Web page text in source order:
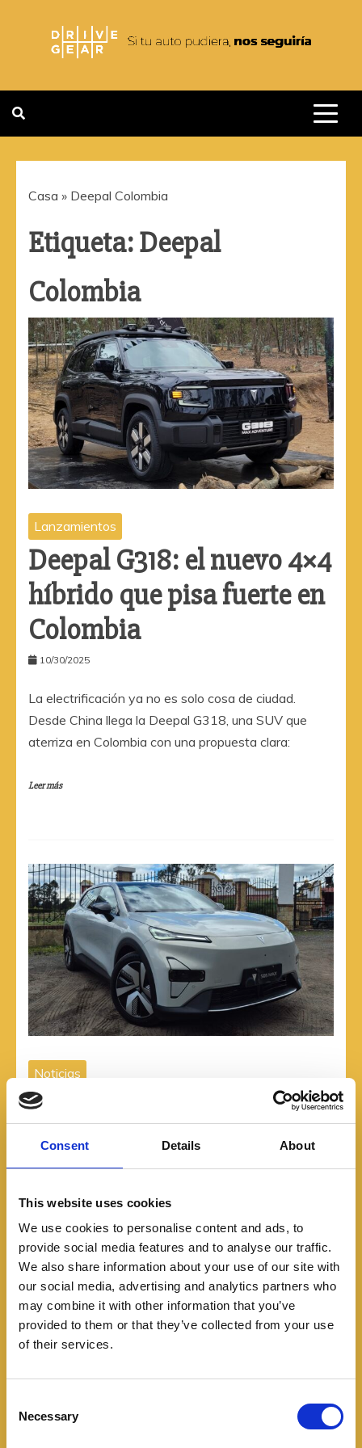
Consent Details About
This website uses cookies
We use cookies to personalise content and ads, to
provide social media features and to analyse our traffic.
We also share information about your use of our site with
our social media, advertising and analytics partners who
may combine it with other information that you’ve
provided to them or that they’ve collected from your use
of their services.
Necessary
contenido
DRIVEGEAR
Casa » Deepal Colombia
Etiqueta:Deepal
Colombia
Lanzamientos
Deepal G318: el nuevo 4×4
híbrido que pisa fuerte en
Colombia
10/30/2025
La electrificación ya no es solo cosa de ciudad.
Desde China llega la Deepal G318, una SUV que
aterriza en Colombia con una propuesta clara:
Leer más
Noticias
Lanzamiento Deepal S05
para Colombia
07/31/2025
Con ustedes el nuevo Deepal S05, un SUV chino con
pinta futurista, hibrido y eléctrico y ¿El precio? Desde
$135.990.000 COP. Nada mal para un